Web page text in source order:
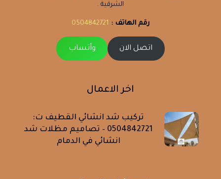
الشرقية .
رقم الهاتف :
اتصل الان وأتساب
اخر الاعمال
تركيب شد انشائي القطيف ت:
0504842721 – تصاميم مظلات شد
انشائي في الدمام